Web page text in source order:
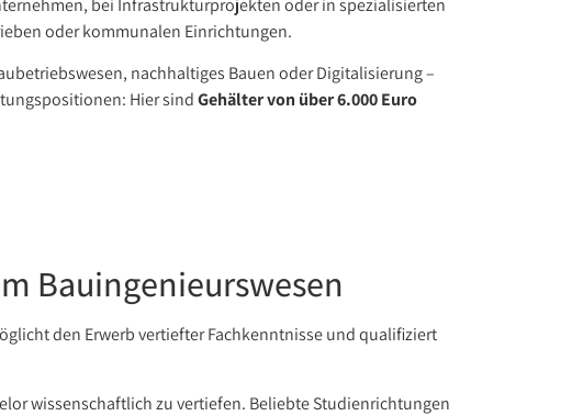
oder kommunalen Einrichtungen.
nachhaltiges Bauen oder Digitalisierung –
Hier sindGehälter von über 6.000 Euro
Bauingenieurswesen
den Erwerb vertiefter Fachkenntnisse und qualifiziert
wissenschaftlich zu vertiefen. Beliebte Studienrichtungen